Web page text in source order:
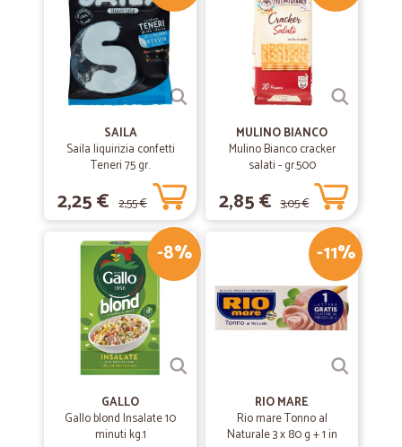
SAILA
Saila liquirizia confetti
Teneri 75 gr.
2,25 € 2,55 €
MULINO BIANCO
Mulino Bianco cracker
salati - gr.500
2,85 € 3,05 €
-8%
GALLO
Gallo blond Insalate 10
minuti kg.1
-11%
RIO MARE
Rio mare Tonno al
Naturale 3 x 80 g + 1 in